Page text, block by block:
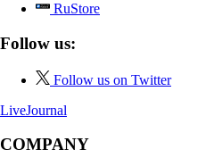
RuStore
Follow us:
Follow us on Twitter
LiveJournal
COMPANY